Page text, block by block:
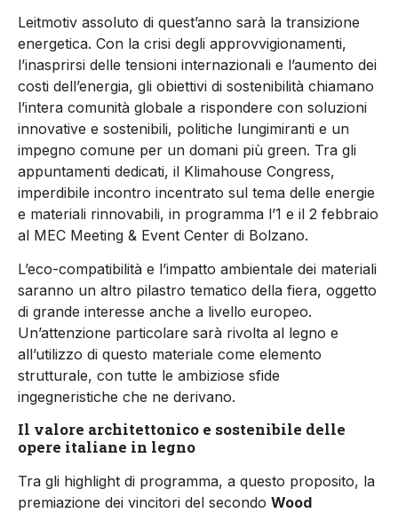
Leitmotiv assoluto di quest’anno sarà la transizione
energetica. Con la crisi degli approvvigionamenti,
l’inasprirsi delle tensioni internazionali e l’aumento dei
costi dell’energia, gli obiettivi di sostenibilità chiamano
l’intera comunità globale a rispondere con soluzioni
innovative e sostenibili, politiche lungimiranti e un
impegno comune per un domani più green. Tra gli
appuntamenti dedicati, il Klimahouse Congress,
imperdibile incontro incentrato sul tema delle energie
e materiali rinnovabili, in programma l’1 e il 2 febbraio
al MEC Meeting & Event Center di Bolzano.
L’eco-compatibilità e l’impatto ambientale dei materiali
saranno un altro pilastro tematico della fiera, oggetto
di grande interesse anche a livello europeo.
Un’attenzione particolare sarà rivolta al legno e
all’utilizzo di questo materiale come elemento
strutturale, con tutte le ambiziose sfide
ingegneristiche che ne derivano.
Il valore architettonico e sostenibile delle
opere italiane in legno
Tra gli highlight di programma, a questo proposito, la
premiazione dei vincitori del secondo Wood